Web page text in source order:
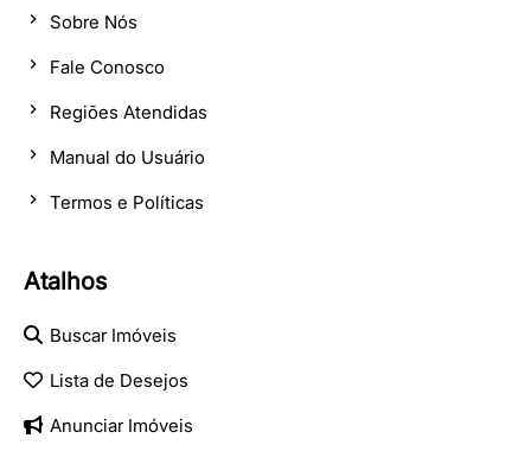
Sobre Nós
Fale Conosco
Regiões Atendidas
Manual do Usuário
Termos e Políticas
Atalhos
Buscar Imóveis
Lista de Desejos
Anunciar Imóveis